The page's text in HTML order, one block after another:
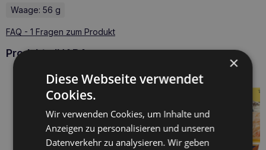
Waage: 56 g
FAQ - 1 Fragen zum Produkt
Produkte INABA
×
Diese Webseite verwendet
Cookies.
Wir verwenden Cookies, um Inhalte und
Anzeigen zu personalisieren und unseren
Datenverkehr zu analysieren. Wir geben